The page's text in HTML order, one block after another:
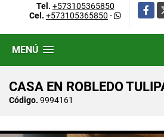
Tel. +573105365850
Cel. +573105365850 -
X
MENÚ
CASA EN ROBLEDO
Código. 9994161